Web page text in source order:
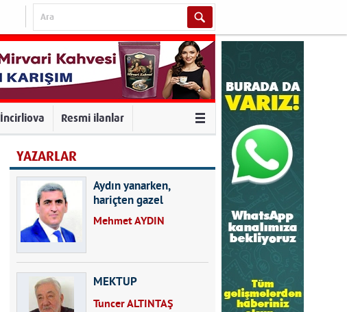
İncirliova Resmi ilanlar
YAZARLAR
Aydın yanarken,
hariçten gazel
okuyarak kalpleri de
Mehmet AYDIN
MEKTUP
Tuncer ALTINTAŞ